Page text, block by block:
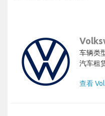
车辆类
汽车租
查看